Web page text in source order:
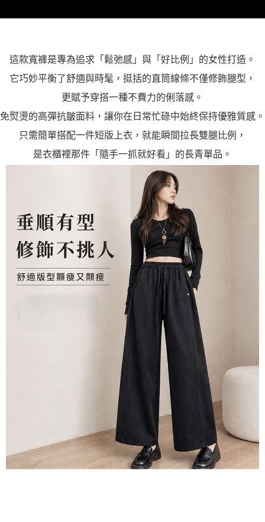
這款寬褲是專為追求「鬆弛感」與「好比例」的女性打造。
它巧妙平衡了舒適與時髦，挺括的直筒線條不僅修飾腿型，
更賦予穿搭一種不費力的俐落感。
免熨燙的高彈抗皺面料，讓你在日常忙碌中始終保持優雅質感。
只需簡單搭配一件短版上衣，就能瞬間拉長雙腿比例，
是衣櫃裡那件「隨手一抓就好看」的長青單品。